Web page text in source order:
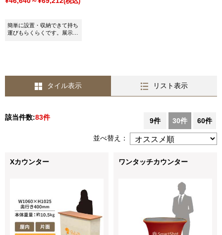
簡単に設置・収納できて持ち
運びもらくらくです。展示
タイル表示 リスト表示
該当件数:83件 9件 30件 60件
並べ替え：
Xカウンター ワンタッチカウンター